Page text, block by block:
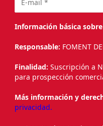
Información básica
Responsable: FOMENT
Finalidad: Suscripción a
para prospección
Más información y
privacidad.